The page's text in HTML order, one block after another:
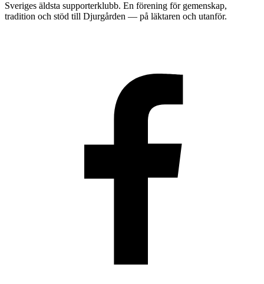
Sveriges äldsta supporterklubb. En förening för gemenskap,
tradition och stöd till Djurgården — på läktaren och utanför.